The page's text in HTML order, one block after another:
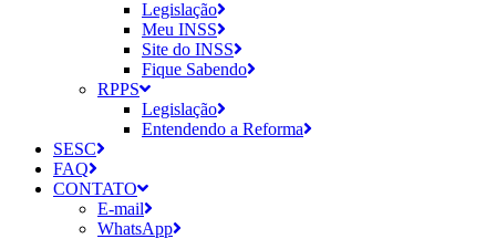
Legislação
Meu INSS
Site do INSS
Fique Sabendo
RPPS
Legislação
Entendendo a Reforma
SESC
FAQ
CONTATO
E-mail
WhatsApp